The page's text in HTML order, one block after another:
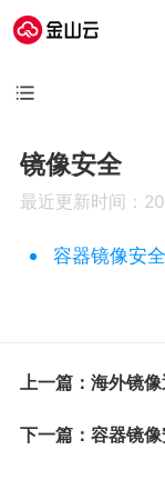
镜像安全
最近更新时间：
容器镜像安
上一篇：海外镜
下一篇：容器镜